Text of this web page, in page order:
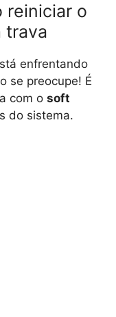
reiniciar o
trava
enfrentando
se preocupe! É
com o soft
do sistema.